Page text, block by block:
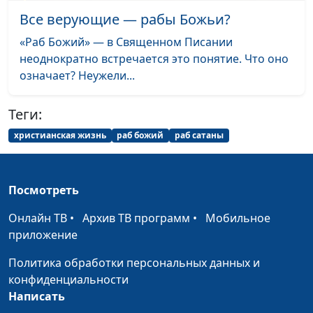
Кого Бог наказывает?
Юлия Уткина, Николай
Встреча, меняющая
жизнь. Волхвы (вторая
часть)
Кунцевич,
Встреча, меняющая
жизнь. Волхвы (первая
часть)
священнослужитель и
Что нужно делать,
чтобы в новом году
евангелие
Юлия Уткина, Николай
Все верующие — рабы Божьи?
«Раб Божий» — в Священном Писании
неоднократно встречается это понятие. Что оно
означает? Неужели...
Теги:
христианская жизнь раб божий раб сатаны
Посмотреть
Онлайн ТВ • Архив ТВ программ • Мобильное
приложение
Политика обработки персональных данных и
конфиденциальности
Написать